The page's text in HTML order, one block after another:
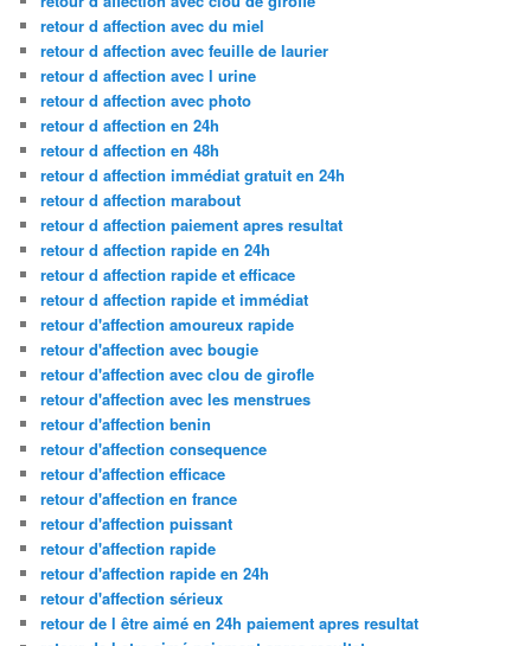
retour d affection avec du miel
retour d affection avec feuille de laurier
retour d affection avec l urine
retour d affection avec photo
retour d affection en 24h
retour d affection en 48h
retour d affection immédiat gratuit en 24h
retour d affection marabout
retour d affection paiement apres resultat
retour d affection rapide en 24h
retour d affection rapide et efficace
retour d affection rapide et immédiat
retour d'affection amoureux rapide
retour d'affection avec bougie
retour d'affection avec clou de girofle
retour d'affection avec les menstrues
retour d'affection benin
retour d'affection consequence
retour d'affection efficace
retour d'affection en france
retour d'affection puissant
retour d'affection rapide
retour d'affection rapide en 24h
retour d'affection sérieux
retour de l être aimé en 24h paiement apres resultat